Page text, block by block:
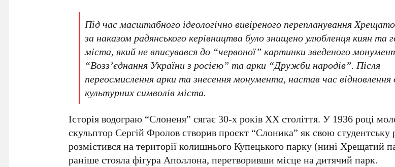
Під час масштабного ідеологічно вивіреного перепланування
за наказом радянського керівництва було знищено улюбленця киян та
міста, який не вписувався до “червоної” картинки зведеного
“Воззʼєднання України з росією” та арки “Дружби народів”. Після
переосмислення арки та знесення монумента, настав час відновлення
культурних символів міста.
Історія водограю “Слоненя” сягає 30-х років XX століття. У 1936 році
скульпторСергій Фроловстворив проєкт “Слоника” як свою студентську
розмістився на території колишнього Купецького парку (нині Хрещатий
раніше стояла фігура Аполлона, перетворивши місце на дитячий парк.